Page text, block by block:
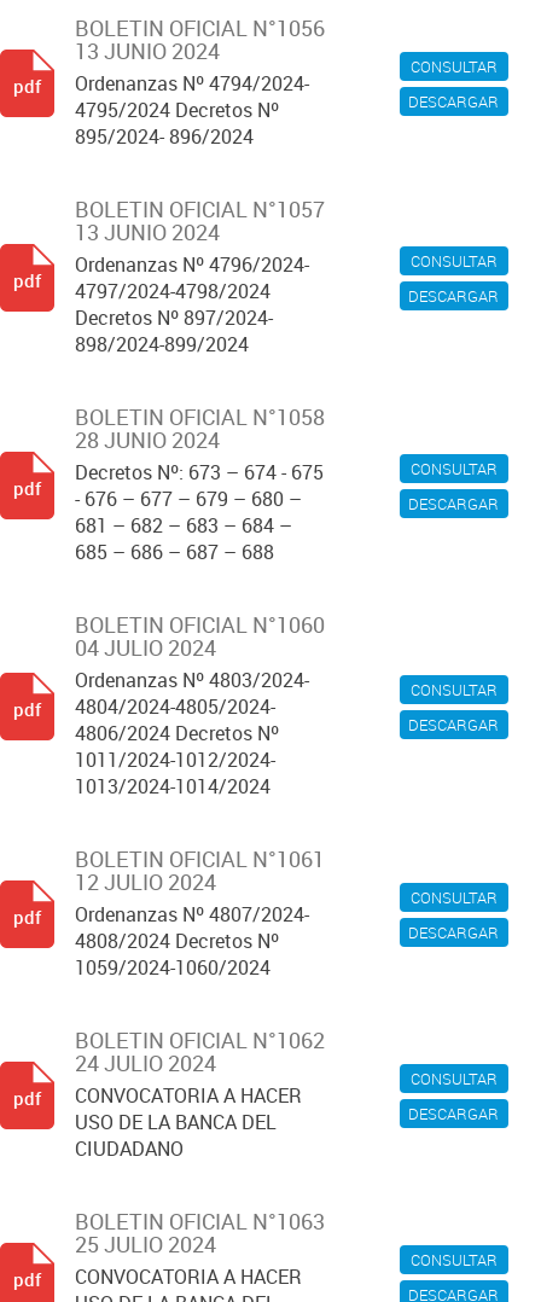
CONSULTAR
DESCARGAR
BOLETIN OFICIAL N°1056
13 JUNIO 2024
Ordenanzas Nº 4794/2024-
4795/2024 Decretos Nº
895/2024- 896/2024
pdf
CONSULTAR
DESCARGAR
BOLETIN OFICIAL N°1057
13 JUNIO 2024
Ordenanzas Nº 4796/2024-
4797/2024-4798/2024
Decretos Nº 897/2024-
898/2024-899/2024
pdf
CONSULTAR
DESCARGAR
BOLETIN OFICIAL N°1058
28 JUNIO 2024
Decretos Nº: 673 – 674 - 675
- 676 – 677 – 679 – 680 –
681 – 682 – 683 – 684 –
685 – 686 – 687 – 688
pdf
CONSULTAR
DESCARGAR
BOLETIN OFICIAL N°1060
04 JULIO 2024
Ordenanzas Nº 4803/2024-
4804/2024-4805/2024-
4806/2024 Decretos Nº
1011/2024-1012/2024-
1013/2024-1014/2024
pdf
CONSULTAR
DESCARGAR
BOLETIN OFICIAL N°1061
12 JULIO 2024
Ordenanzas Nº 4807/2024-
4808/2024 Decretos Nº
1059/2024-1060/2024
pdf
CONSULTAR
DESCARGAR
BOLETIN OFICIAL N°1062
24 JULIO 2024
CONVOCATORIA A HACER
USO DE LA BANCA DEL
CIUDADANO
pdf
CONSULTAR
DESCARGAR
BOLETIN OFICIAL N°1063
25 JULIO 2024
CONVOCATORIA A HACER
pdf